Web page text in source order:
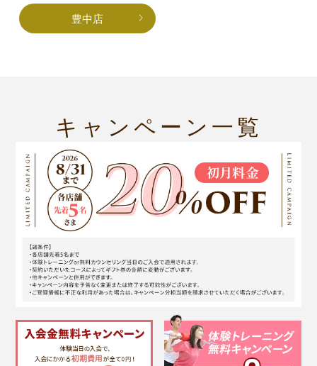
豊中店
キャンペーン一覧